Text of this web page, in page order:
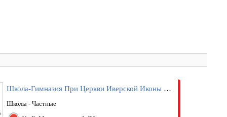
Школа-Гимназия При Церкви Иверской Иконы Божией Матери
Школы - Частные